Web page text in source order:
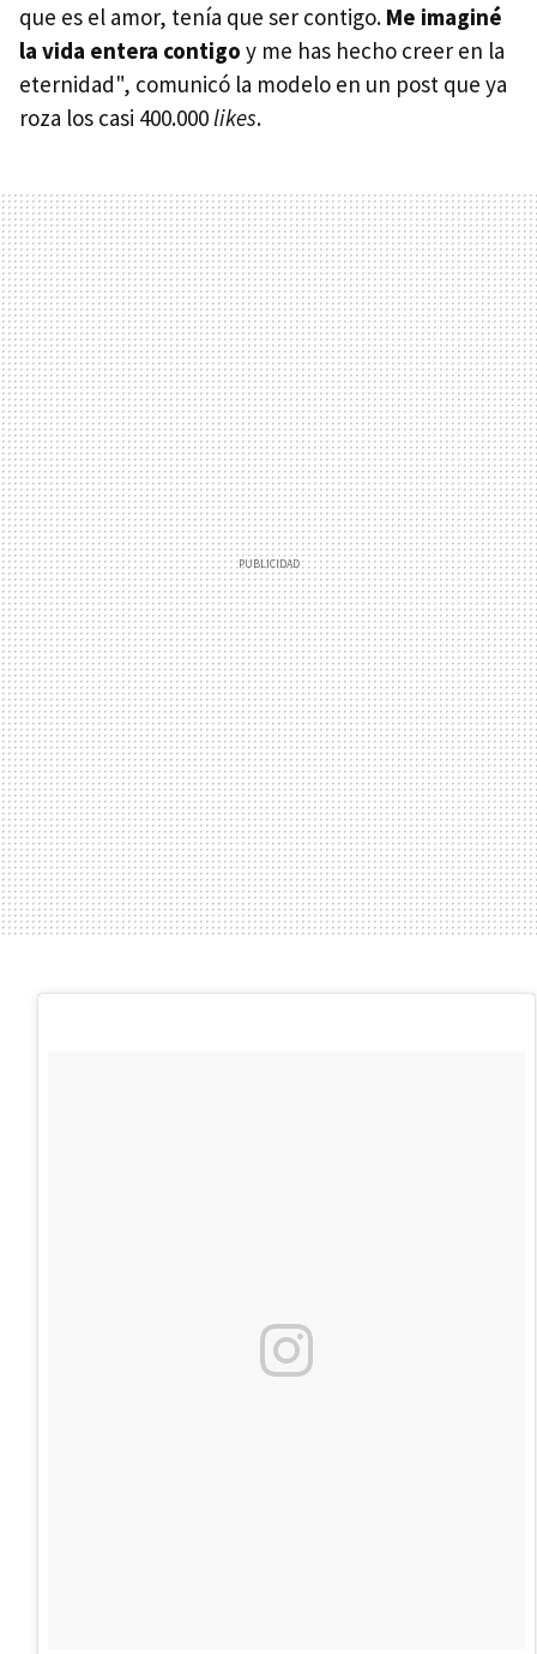
que es el amor, tenía que ser contigo. Me imaginé
la vida entera contigo y me has hecho creer en la
eternidad", comunicó la modelo en un post que ya
roza los casi 400.000likes.